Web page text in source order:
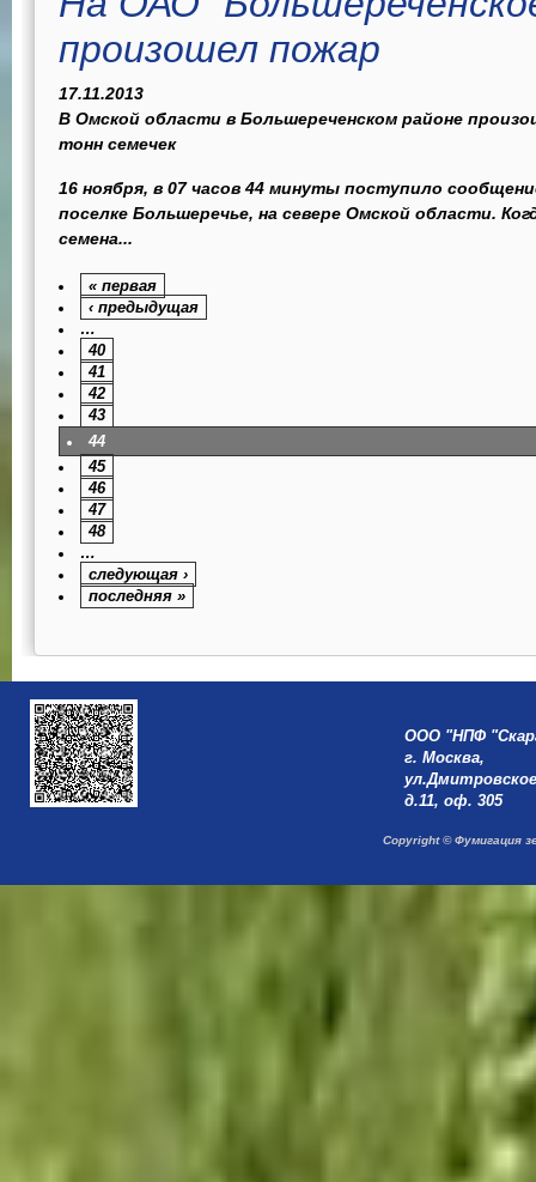
произошел пожар
17.11.2013
В Омской области в Большереченском районе
тонн семечек
16 ноября, в 07 часов 44 минуты поступило
поселке Большеречье, на севере Омской области.
семена...
« первая
‹ предыдущая
…
40
41
42
43
44
45
46
47
48
…
следующая ›
последняя »
ООО "НПФ
г. Москва,
д.11, оф. 305
Copyright © Фумигация